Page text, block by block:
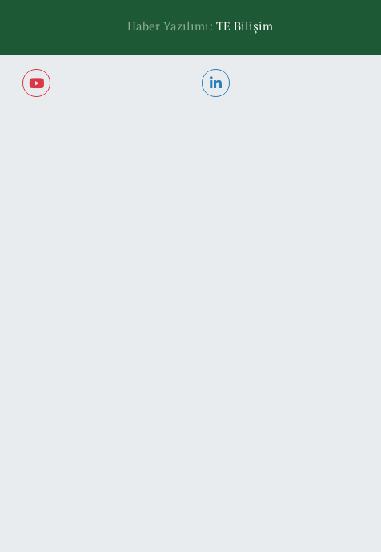
Haber Yazılımı:TE Bilişim